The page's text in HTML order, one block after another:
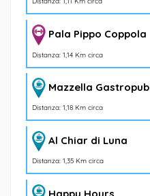
Pala Pippo Coppola
Distanza: 1,14 Km circa
Mazzella Gastropub
Distanza: 1,18 Km circa
Al Chiar di Luna
Distanza: 1,35 Km circa